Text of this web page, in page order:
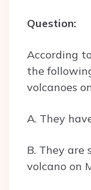
Question:
According
the
volcanoes
A. They
B. They are
volcano on